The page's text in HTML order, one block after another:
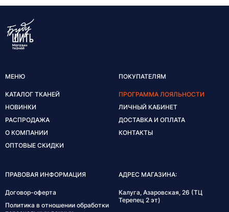
МЕНЮ
КАТАЛОГ ТКАНЕЙ
НОВИНКИ
РАСПРОДАЖА
О КОМПАНИИ
ОПТОВЫЕ СКИДКИ
ПОКУПАТЕЛЯМ
ПРОГРАММА ЛОЯЛЬНОСТИ
ЛИЧНЫЙ КАБИНЕТ
ДОСТАВКА И ОПЛАТА
КОНТАКТЫ
ПРАВОВАЯ ИНФОРМАЦИЯ
Договор-оферта
Политика в отношении обработки
АДРЕС МАГАЗИНА:
Калуга, Азаровская, 26 (ТЦ
Терепец 2 эт)